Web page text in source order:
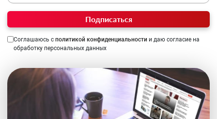
Подписаться
Соглашаюсь с политикой конфиденциальности и даю согласие на
обработку персональных данных